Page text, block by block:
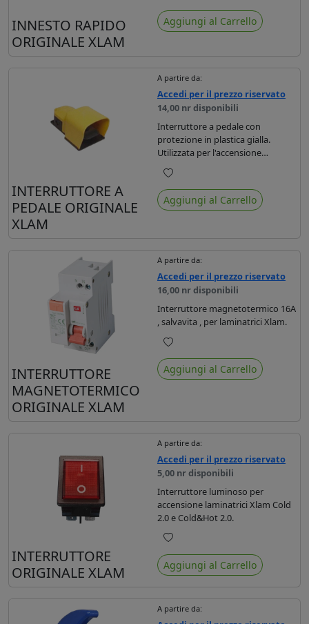
INNESTO RAPIDO
ORIGINALE XLAM
Preferiti
Aggiungi al Carrello
INTERRUTTORE A
PEDALE ORIGINALE
XLAM
A partire da:
Accedi per il prezzo riservato
14,00 nr disponibili
Interruttore a pedale con
protezione in plastica gialla.
Utilizzata per l'accensione
manuale delle laminatrici Xlam.
Preferiti
Aggiungi al Carrello
INTERRUTTORE
MAGNETOTERMICO
ORIGINALE XLAM
A partire da:
Accedi per il prezzo riservato
16,00 nr disponibili
Interruttore magnetotermico 16A
, salvavita , per laminatrici Xlam.
Preferiti
Aggiungi al Carrello
INTERRUTTORE
ORIGINALE XLAM
A partire da:
Accedi per il prezzo riservato
5,00 nr disponibili
Interruttore luminoso per
accensione laminatrici Xlam Cold
2.0 e Cold&Hot 2.0.
Preferiti
Aggiungi al Carrello
A partire da: